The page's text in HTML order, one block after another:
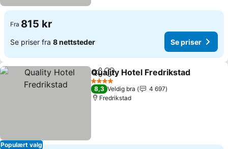
Fra 815 kr
Se priser fra 8 nettsteder Se priser
Populært valg
Del Legg til i favoritter
Quality Hotel Fredrikstad
4 Stjerner
8,3 Veldig bra
4 697
Fredrikstad